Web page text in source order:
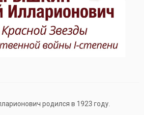
родился в 1923 году.